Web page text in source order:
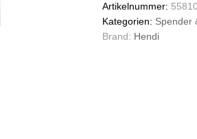
ø180x(H)420mm
Anzahl
Artikelnummer:
Kategorien: Spender
Brand: Hendi